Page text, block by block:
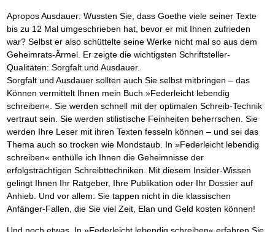
Apropos Ausdauer: Wussten Sie, dass Goethe viele seiner Texte
bis zu 12 Mal umgeschrieben hat, bevor er mit Ihnen zufrieden
war? Selbst er also schüttelte seine Werke nicht mal so aus dem
Geheimrats-Ärmel. Er zeigte die wichtigsten Schriftsteller-
Qualitäten: Sorgfalt und Ausdauer.
Sorgfalt und Ausdauer sollten auch Sie selbst mitbringen – das
Können vermittelt Ihnen mein Buch »Federleicht lebendig
schreiben«. Sie werden schnell mit der optimalen Schreib-Technik
vertraut sein. Sie werden stilistische Feinheiten beherrschen. Sie
werden Ihre Leser mit ihren Texten fesseln können – und sei das
Thema auch so trocken wie Mondstaub. In »Federleicht lebendig
schreiben« enthülle ich Ihnen die Geheimnisse der
erfolgsträchtigen Schreibttechniken. Mit diesem Insider-Wissen
gelingt Ihnen Ihr Ratgeber, Ihre Publikation oder Ihr Dossier auf
Anhieb. Und vor allem: Sie tappen nicht in die klassischen
Anfänger-Fallen, die Sie viel Zeit, Elan und Geld kosten können!